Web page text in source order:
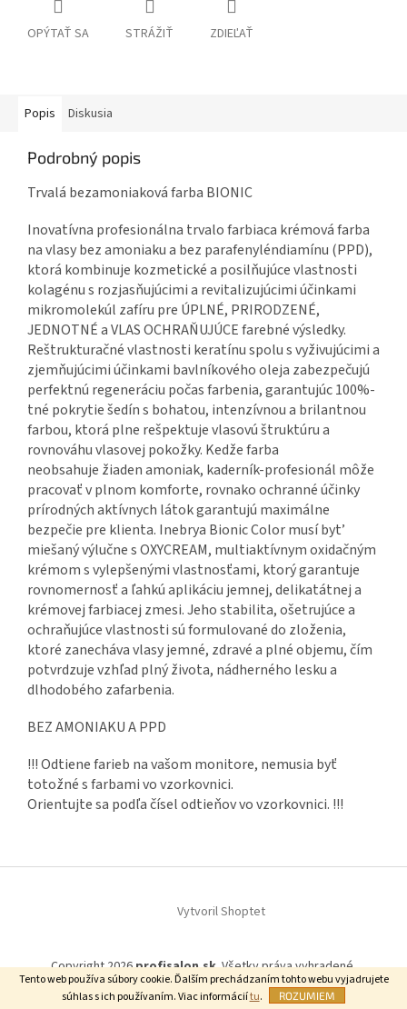
Tento web používa súbory cookie. Ďalším prechádzaním tohto webu vyjadrujete
súhlas s ich používaním. Viac informáciítu. ROZUMIEM
OPÝTAŤ SA STRÁŽIŤ ZDIEĽAŤ
Popis Diskusia
Podrobný popis
Trvalá bezamoniaková farba BIONIC
Inovatívna profesionálna trvalo farbiaca krémová farba
na vlasy bez amoniaku a bez parafenyléndiamínu (PPD),
ktorá kombinuje kozmetické a posilňujúce vlastnosti
kolagénu s rozjasňujúcimi a revitalizujúcimi účinkami
mikromolekúl zafíru pre ÚPLNÉ, PRIRODZENÉ,
JEDNOTNÉ a VLAS OCHRAŇUJÚCE farebné výsledky.
Reštrukturačné vlastnosti keratínu spolu s vyživujúcimi a
zjemňujúcimi účinkami bavlníkového oleja zabezpečujú
perfektnú regeneráciu počas farbenia, garantujúc100%-
tné pokrytie šedín s bohatou, intenzívnou a brilantnou
farbou, ktorá plne rešpektuje vlasovú štruktúru a
rovnováhu vlasovej pokožky. Kedže farba
neobsahuje žiaden amoniak, kaderník-profesionál môže
pracovať v plnom komforte, rovnako ochranné účinky
prírodných aktívnych látok garantujú maximálne
bezpečie pre klienta. Inebrya Bionic Color musí byt’
miešaný výlučne s OXYCREAM, multiaktívnym oxidačným
krémom s vylepšenými vlastnosťami, ktorý garantuje
rovnomernosťa ľahkú aplikáciu jemnej, delikatátnej a
krémovej farbiacej zmesi. Jeho stabilita, ošetrujúce a
ochraňujúce vlastnosti sú formulované do zloženia,
ktoré zanechávavlasy jemné, zdravé a plné objemu, čím
potvrdzuje vzhľad plný života, nádherného lesku a
dlhodobého zafarbenia.
BEZ AMONIAKU A PPD
!!! Odtiene farieb na vašom monitore, nemusia byť
totožné s farbami vo vzorkovnici.
Orientujte sa podľa čísel odtieňov vo vzorkovnici. !!!
Vytvoril Shoptet
Copyright 2026profisalon.sk. Všetky práva vyhradené.